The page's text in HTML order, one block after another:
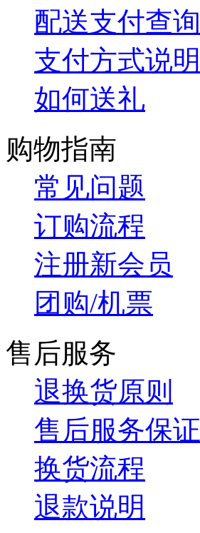
配送支付查询
支付方式说明
如何送礼
购物指南
常见问题
订购流程
注册新会员
团购/机票
售后服务
退换货原则
售后服务保证
换货流程
退款说明